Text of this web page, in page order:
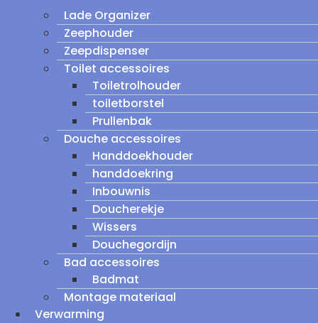
Lade Organizer
Zeephouder
Zeepdispenser
Toilet accessoires
Toiletrolhouder
toiletborstel
Prullenbak
Douche accessoires
Handdoekhouder
handdoekring
Inbouwnis
Doucherekje
Wissers
Douchegordijn
Bad accessoires
Badmat
Montage materiaal
Verwarming